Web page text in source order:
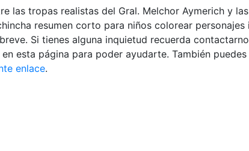
las tropas realistas del Gral. Melchor Aymerich y
resumen corto para niños colorear personajes
Si tienes alguna inquietud recuerda
en esta página para poder ayudarte. También
enlace.